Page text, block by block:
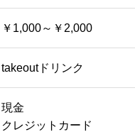
￥1,000～￥2,000
takeoutドリンク
現金
クレジットカード